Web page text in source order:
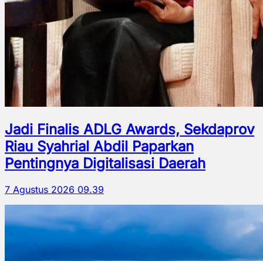
Jadi Finalis ADLG Awards, Sekdaprov
Riau Syahrial Abdil Paparkan
Pentingnya Digitalisasi Daerah
7 Agustus 2026 09.39